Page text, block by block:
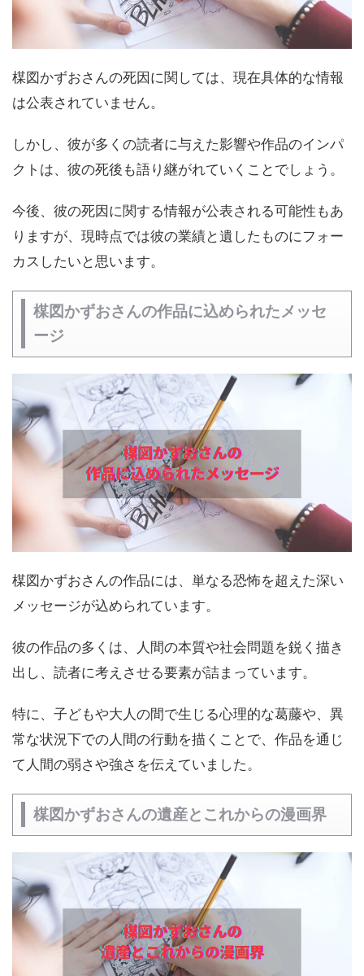
楳図かずおさんの死因に関しては、現在具体的な情報
は公表されていません。
しかし、彼が多くの読者に与えた影響や作品のインパ
クトは、彼の死後も語り継がれていくことでしょう。
今後、彼の死因に関する情報が公表される可能性もあ
りますが、現時点では彼の業績と遺したものにフォー
カスしたいと思います。
楳図かずおさんの作品に込められたメッセ
ージ
楳図かずおさんの作品には、単なる恐怖を超えた深い
メッセージが込められています。
彼の作品の多くは、人間の本質や社会問題を鋭く描き
出し、読者に考えさせる要素が詰まっています。
特に、子どもや大人の間で生じる心理的な葛藤や、異
常な状況下での人間の行動を描くことで、作品を通じ
て人間の弱さや強さを伝えていました。
楳図かずおさんの遺産とこれからの漫画界